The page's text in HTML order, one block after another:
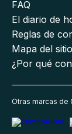
FAQ
El diario de
Reglas de
Mapa del sitio
¿Por qué
Otras marcas de